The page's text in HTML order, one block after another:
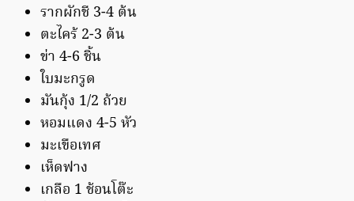
รากผักชี 3-4 ต้น
ตะไคร้ 2-3 ต้น
ข่า 4-6 ชิ้น
ใบมะกรูด
มันกุ้ง 1/2 ถ้วย
หอมแดง 4-5 หัว
มะเขือเทศ
เห็ดฟาง
เกลือ 1 ช้อนโต๊ะ